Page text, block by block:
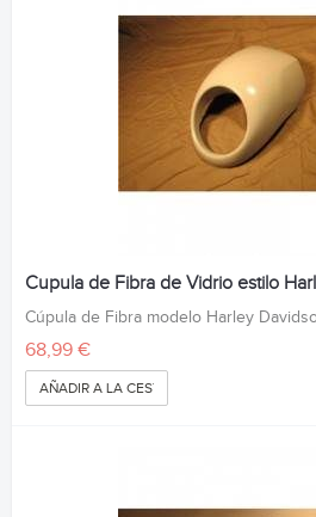
Cupula de Fibra de Vidrio estilo
Cúpula de Fibra modelo Harley
68,99 €
AÑADIR A LA CESTA